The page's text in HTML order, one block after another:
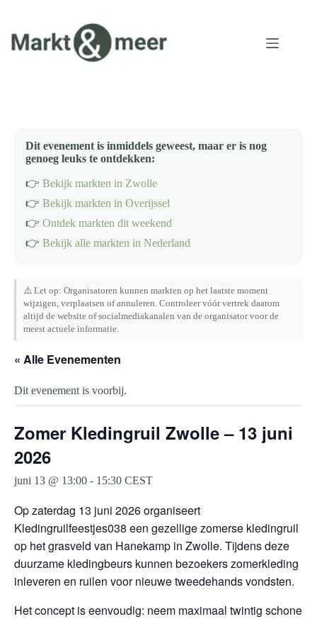
inhoud
Dit evenement is inmiddels geweest, maar er is nog
genoeg leuks te ontdekken:
👉 Bekijk markten in Zwolle
👉 Bekijk markten in Overijssel
👉 Ontdek markten dit weekend
👉 Bekijk alle markten in Nederland
⚠️ Let op: Organisatoren kunnen markten op het laatste moment
wijzigen, verplaatsen of annuleren. Controleer vóór vertrek daarom
altijd de website of socialmediakanalen van de organisator voor de
meest actuele informatie.
« Alle Evenementen
Dit evenement is voorbij.
Zomer Kledingruil Zwolle – 13 juni
2026
juni 13 @ 13:00 - 15:30 CEST
Op zaterdag 13 juni 2026 organiseert
Kledingruilfeestjes038 een gezellige zomerse kledingruil
op het grasveld van Hanekamp in Zwolle. Tijdens deze
duurzame kledingbeurs kunnen bezoekers zomerkleding
inleveren en ruilen voor nieuwe tweedehands vondsten.
Het concept is eenvoudig: neem maximaal twintig schone